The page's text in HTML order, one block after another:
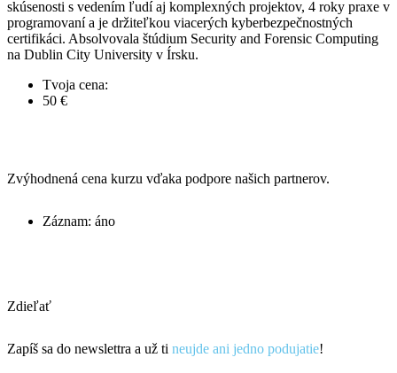
skúsenosti s vedením ľudí aj komplexných projektov, 4 roky praxe v
programovaní a je držiteľkou viacerých kyberbezpečnostných
certifikáci. Absolvovala štúdium Security and Forensic Computing
na Dublin City University v Írsku.
Tvoja cena:
50 €
Zvýhodnená cena kurzu vďaka podpore našich partnerov.
Záznam: áno
Zdieľať
Zapíš sa do newslettra a už ti neujde ani jedno podujatie!